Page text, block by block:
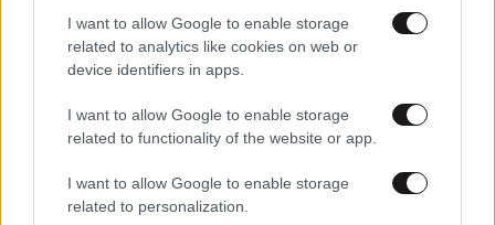
I want to allow Google to enable storage
related to analytics like cookies on web or
device identifiers in apps.
I want to allow Google to enable storage
related to functionality of the website or app.
I want to allow Google to enable storage
related to personalization.
Με ποιον άλλο;με Μητσοτακη.
Απαντήστε
Παιδάκι μικρό 08·06·2026 21:35
Με 4.000 συν τα εκτός έδρας ... Ναι και εγώ με
Μητσοτάκη μέχρι να σβήσουμε απο τον Χάρτη !!
Ακυρώνει δύο συμβόλαια ο Λαρεντζάκης και
υπογράφει σε ελληνική ομάδα-έκπληξη!